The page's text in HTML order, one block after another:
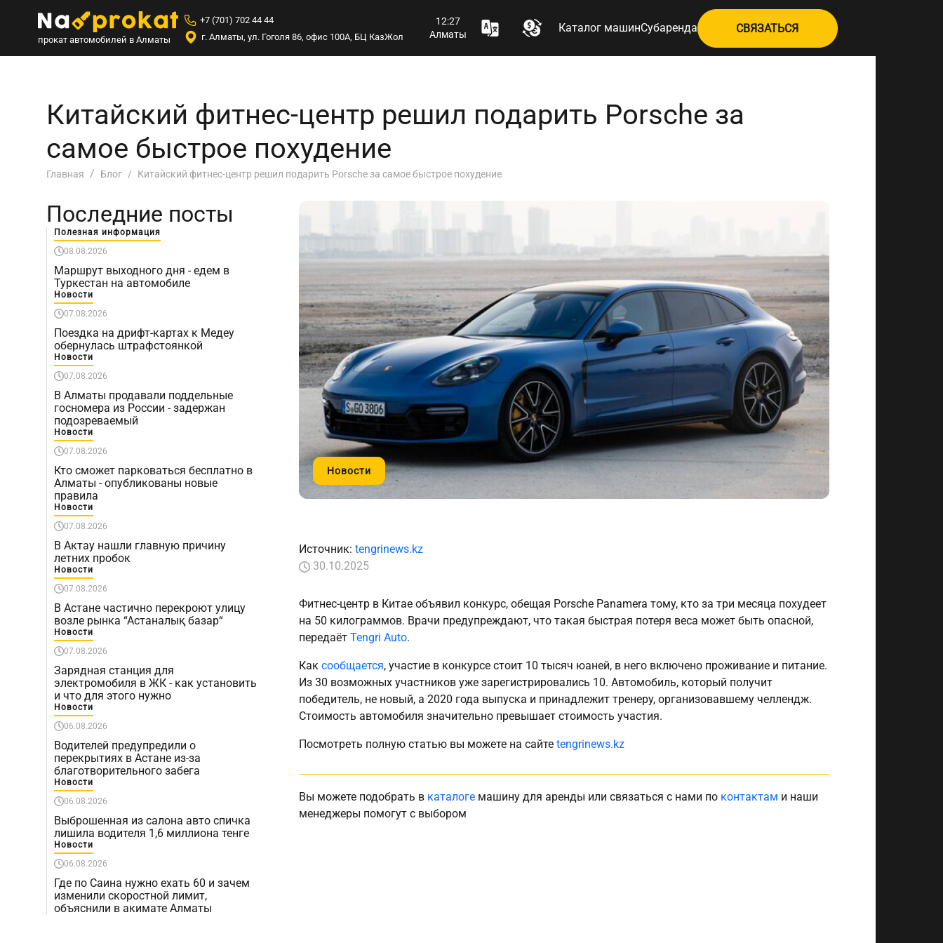
прокат автомобилей в Алматы
+7 (701) 702 44 44
г. Алматы, ул. Гоголя 86, офис 100А, БЦ КазЖол
12:27
Алматы
Каталог машинСубаренда СВЯЗАТЬСЯ
Китайский фитнес-центр решил подарить Porsche за
самое быстрое похудение
Главная Блог Китайский фитнес-центр решил подарить Porsche за самое быстрое похудение
Последние посты
Полезная информация
08.08.2026
Маршрут выходного дня - едем в
Туркестан на автомобиле
Новости
07.08.2026
Поездка на дрифт-картах к Медеу
обернулась штрафстоянкой
Новости
07.08.2026
В Алматы продавали поддельные
госномера из России - задержан
подозреваемый
Новости
07.08.2026
Кто сможет парковаться бесплатно в
Алматы - опубликованы новые
правила
Новости
07.08.2026
В Актау нашли главную причину
летних пробок
Новости
07.08.2026
В Астане частично перекроют улицу
возле рынка “Астаналық базар“
Новости
07.08.2026
Зарядная станция для
электромобиля в ЖК - как установить
и что для этого нужно
Новости
06.08.2026
Водителей предупредили о
перекрытиях в Астане из-за
благотворительного забега
Новости
06.08.2026
Выброшенная из салона авто спичка
лишила водителя 1,6 миллиона тенге
Новости
06.08.2026
Где по Саина нужно ехать 60 и зачем
изменили скоростной лимит,
объяснили в акимате Алматы
Новости
Источник: tengrinews.kz
30.10.2025
Фитнес-центр в Китае объявил конкурс, обещая Porsche Panamera тому, кто за три месяца похудеет
на 50 килограммов. Врачи предупреждают, что такая быстрая потеря веса может быть опасной,
передаёт Tengri Auto.
Как сообщается, участие в конкурсе стоит 10 тысяч юаней, в него включено проживание и питание.
Из 30 возможных участников уже зарегистрировались 10. Автомобиль, который получит
победитель, не новый, а 2020 года выпуска и принадлежит тренеру, организовавшему челлендж.
Стоимость автомобиля значительно превышает стоимость участия.
Посмотреть полную статью вы можете на сайте tengrinews.kz
Вы можете подобрать в каталоге машину для аренды или связаться с нами по контактам и наши
менеджеры помогут с выбором